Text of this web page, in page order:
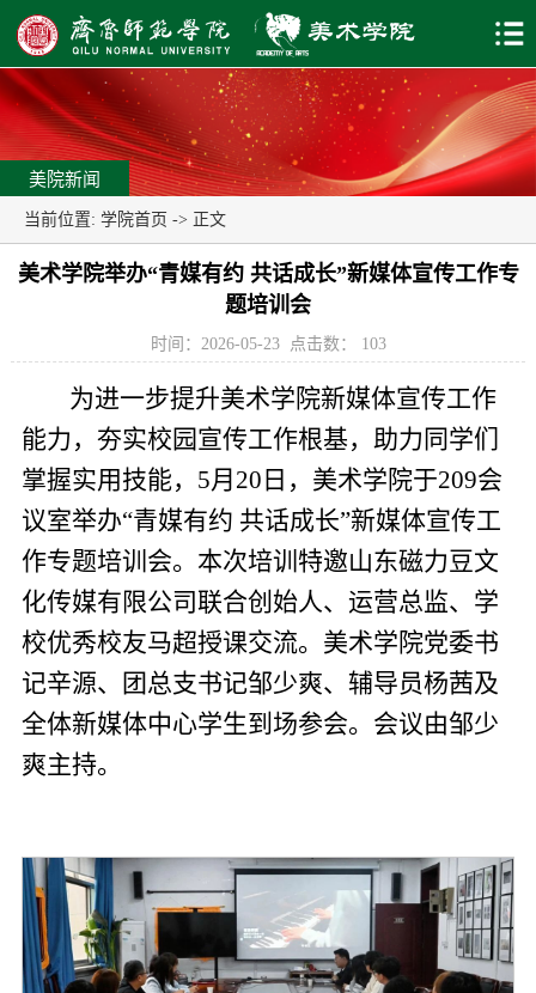
美院新闻
当前位置: 学院首页 -> 正文
美术学院举办“青媒有约 共话成长”新媒体宣传工作专
题培训会
时间：2026-05-23 点击数： 103
为进一步提升美术学院新媒体宣传工作
能力，夯实校园宣传工作根基，助力同学们
掌握实用技能，5月20日，美术学院于209会
议室举办“青媒有约 共话成长”新媒体宣传工
作专题培训会。本次培训特邀山东磁力豆文
化传媒有限公司联合创始人、运营总监、学
校优秀校友马超授课交流。美术学院党委书
记辛源、团总支书记邹少爽、辅导员杨茜及
全体新媒体中心学生到场参会。会议由邹少
爽主持。